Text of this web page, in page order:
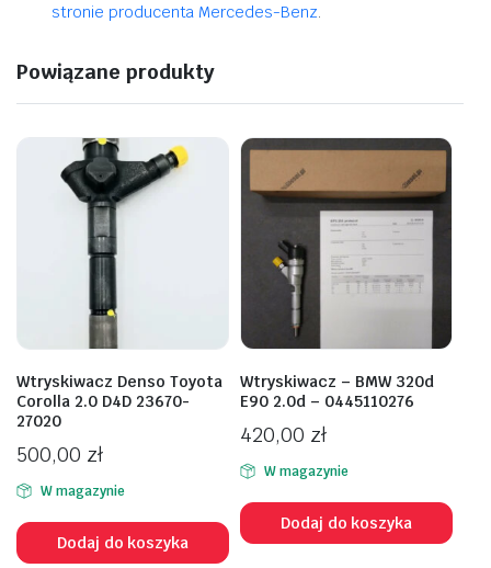
stronie producenta Mercedes-Benz.
Powiązane produkty
Wtryskiwacz Denso Toyota
Corolla 2.0 D4D 23670-
27020
500,00 zł
W magazynie
Dodaj do koszyka
Wtryskiwacz – BMW 320d
E90 2.0d – 0445110276
420,00 zł
W magazynie
Dodaj do koszyka